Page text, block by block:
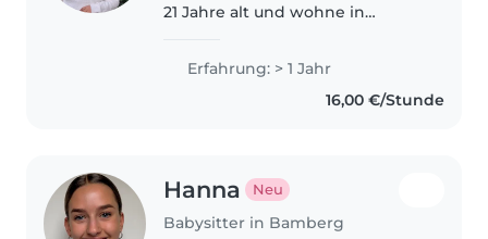
21 Jahre alt und wohne in
zur Pflegefachfrau. Ich spreche
Deutsch und Englisch, meine
Erfahrung: > 1 Jahr
16,00 €/Stunde
Hanna Neu
Babysitter in Bamberg